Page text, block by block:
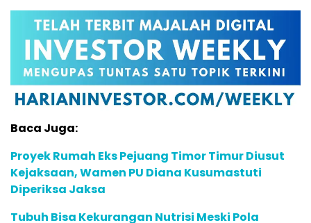
Baca Juga:
Proyek Rumah Eks Pejuang Timor Timur Diusut
Kejaksaan, Wamen PU Diana Kusumastuti
Diperiksa Jaksa
Tubuh Bisa Kekurangan Nutrisi Meski Pola